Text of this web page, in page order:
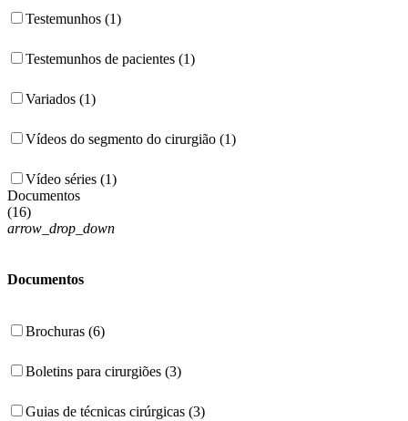
Testemunhos (1)
Testemunhos de pacientes (1)
Variados (1)
Vídeos do segmento do cirurgião (1)
Vídeo séries (1)
Documentos
(16)
arrow_drop_down
Documentos
Brochuras (6)
Boletins para cirurgiões (3)
Guias de técnicas cirúrgicas (3)